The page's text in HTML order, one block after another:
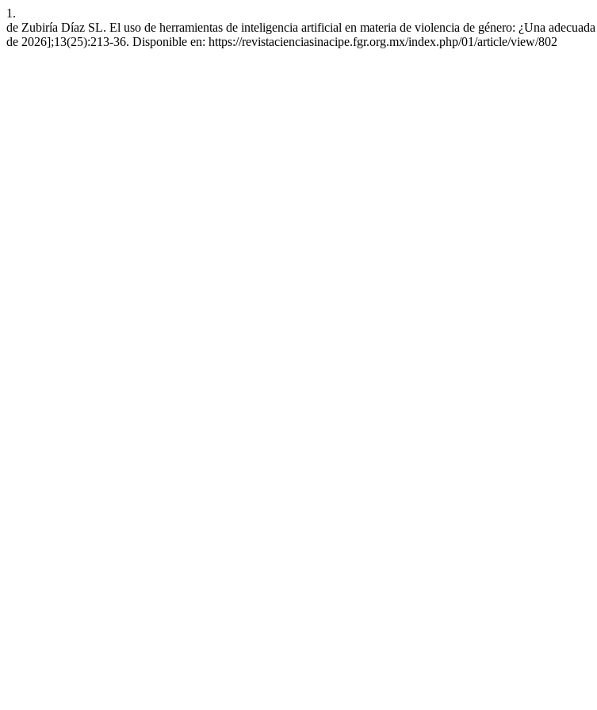
1.
de Zubiría Díaz SL. El uso de herramientas de inteligencia artificial en materia de violencia de género: ¿Una
de 2026];13(25):213-36. Disponible en: https://revistacienciasinacipe.fgr.org.mx/index.php/01/article/view/802